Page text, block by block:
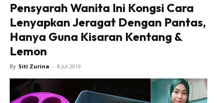
Pensyarah Wanita Ini Kongsi Cara
Lenyapkan Jeragat Dengan Pantas,
Hanya Guna Kisaran Kentang &
Lemon
By Siti Zurina - 8 Jul 2019